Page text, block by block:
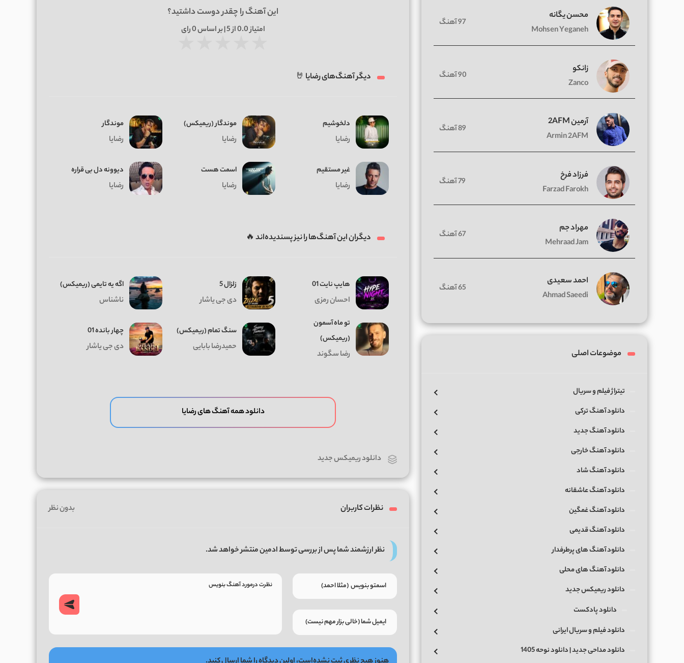
این آهنگ را چقدر دوست داشتید؟
امتیاز0.0از 5 | بر اساس 0رای
دیگر آهنگ‌های رضایا 🤘
دلخوشیم
رضایا
موندگار (ریمیکس)
رضایا
موندگار
رضایا
غیر مستقیم
رضایا
اسمت هست
رضایا
دﻳﻮوﻧﻪ دل ﺑﻰ ﻗﺮاره
رضایا
دیگران این آهنگ‌ها را نیز پسندیده‌اند 🔥
هایپ نایت 01
احسان رمزی
زلزال 5
دی جی یاشار
اگه یه تایمی (ریمیکس)
ناشناس
تو ماه آسمون
(ریمیکس)
رضا سگوند
سنگ تمام (ریمیکس)
حمیدرضا بابایی
چهار بانده 01
دی جی یاشار
دانلود همه آهنگ های رضایا
دانلود ریمیکس جدید
نظرات کاربران بدون نظر
نظر ارزشمند شما پس از بررسی توسط ادمین منتشر خواهد شد.
محسن یگانه
Mohsen Yeganeh
97 آهنگ
زانکو
Zanco
90 آهنگ
آرمین 2AFM
Armin 2AFM
89 آهنگ
فرزاد فرخ
Farzad Farokh
79 آهنگ
مهراد جم
Mehraad Jam
67 آهنگ
احمد سعیدی
Ahmad Saeedi
65 آهنگ
موضوعات اصلی
تیتراژ فیلم و سریال
دانلود آهنگ ترکی
دانلود آهنگ جدید
دانلود آهنگ خارجی
دانلود آهنگ شاد
دانلود آهنگ عاشقانه
دانلود آهنگ غمگین
دانلود آهنگ قدیمی
دانلود آهنگ های پرطرفدار
دانلود آهنگ های محلی
دانلود ریمیکس جدید
دانلود پادکست
دانلود فیلم و سریال ایرانی
دانلود مداحی جدید | دانلود نوحه 1405